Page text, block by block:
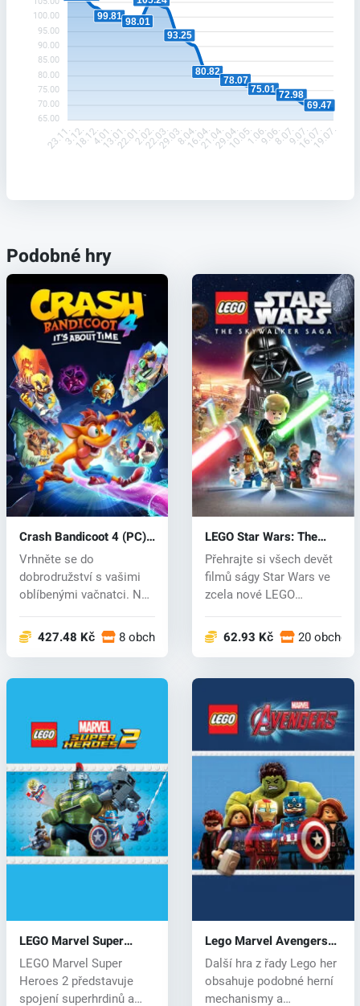
100.00
95.00
90.00
85.00
80.00
75.00
70.00
65.00
99.81 98.01
93.25
80.82
78.07
75.01
72.98
69.47
23.11.3.12.
18.12.4.01.
13.01.22.01.2.02.
22.03.29.03.8.04.
16.04.21.04.29.04.10.05.1.06.9.06.8.07.9.07.
16.07.19.07.
Podobné hry
Crash Bandicoot 4 (PC)
key
Vrhněte se do
dobrodružství s vašimi
oblíbenými vačnatci. Neo
427.48 Kč 8 obchodech
LEGO Star Wars: The
Skywalker Saga (PC)
key
Přehrajte si všech devět
filmů ságy Star Wars ve
zcela nové LEGO
62.93 Kč 20
LEGO Marvel Super
Heroes 2 (PC) CD key
LEGO Marvel Super
Heroes 2 představuje
spojení superhrdinů a
Lego Marvel Avengers
(PC) CD key
Další hra z řady Lego her
obsahuje podobné herní
mechanismy a